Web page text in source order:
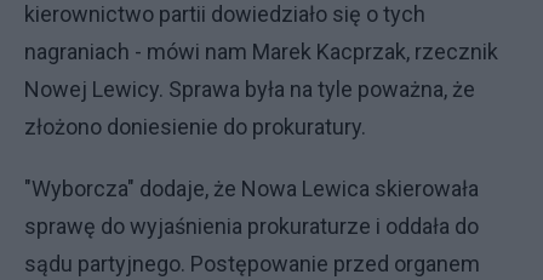
kierownictwo partii dowiedziało się o tych
nagraniach - mówi nam Marek Kacprzak, rzecznik
Nowej Lewicy. Sprawa była na tyle poważna, że
złożono doniesienie do prokuratury.
"Wyborcza" dodaje, że Nowa Lewica skierowała
sprawę do wyjaśnienia prokuraturze i oddała do
sądu partyjnego. Postępowanie przed organem